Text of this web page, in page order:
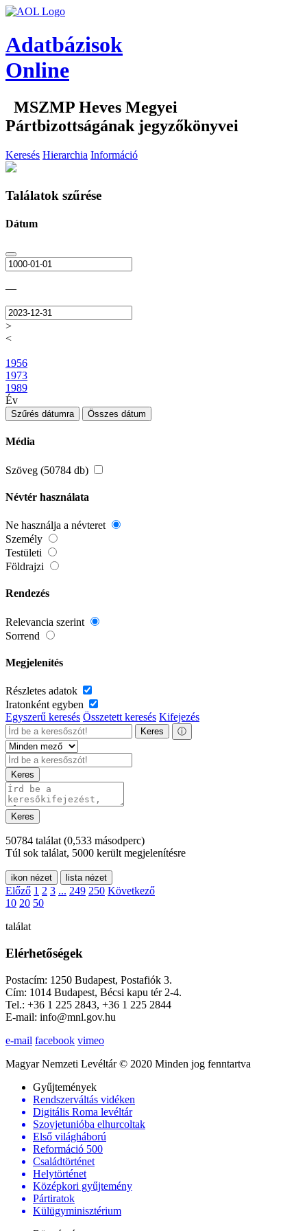
Adatbázisok
Online
MSZMP Heves Megyei
Pártbizottságának jegyzőkönyvei
Keresés Hierarchia Információ
Találatok szűrése
Dátum
—
>
<
1956
1973
1989
Év
Szűrés dátumra Összes dátum
Média
Szöveg (50784 db)
Névtér használata
Ne használja a névteret
Személy
Testületi
Földrajzi
Rendezés
Relevancia szerint
Sorrend
Megjelenítés
Részletes adatok
Iratonként egyben
Egyszerű keresés Összetett keresés Kifejezés
Keres ⓘ
Keres
Keres
50784 találat (0,533 másodperc)
Túl sok találat, 5000 került megjelenítésre
ikon nézet lista nézet
Előző 1 2 3 ... 249 250 Következő
10 20 50
találat
Elérhetőségek
Postacím: 1250 Budapest, Postafiók 3.
Cím: 1014 Budapest, Bécsi kapu tér 2-4.
Tel.: +36 1 225 2843, +36 1 225 2844
E-mail: info@mnl.gov.hu
e-mail facebook vimeo
Magyar Nemzeti Levéltár © 2020 Minden jog fenntartva
Gyűjtemények
Rendszerváltás vidéken
Digitális Roma levéltár
Szovjetunióba elhurcoltak
Első világháború
Reformáció 500
Családtörténet
Helytörténet
Középkori gyűjtemény
Pártiratok
Külügyminisztérium